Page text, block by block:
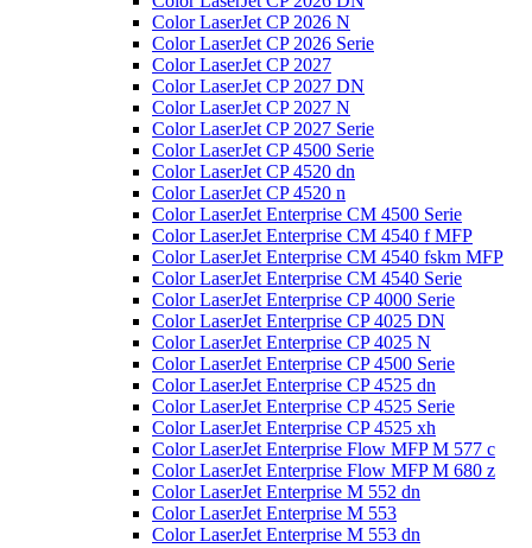
Color LaserJet CP 2026 N
Color LaserJet CP 2026 Serie
Color LaserJet CP 2027
Color LaserJet CP 2027 DN
Color LaserJet CP 2027 N
Color LaserJet CP 2027 Serie
Color LaserJet CP 4500 Serie
Color LaserJet CP 4520 dn
Color LaserJet CP 4520 n
Color LaserJet Enterprise CM 4500 Serie
Color LaserJet Enterprise CM 4540 f MFP
Color LaserJet Enterprise CM 4540 fskm MFP
Color LaserJet Enterprise CM 4540 Serie
Color LaserJet Enterprise CP 4000 Serie
Color LaserJet Enterprise CP 4025 DN
Color LaserJet Enterprise CP 4025 N
Color LaserJet Enterprise CP 4500 Serie
Color LaserJet Enterprise CP 4525 dn
Color LaserJet Enterprise CP 4525 Serie
Color LaserJet Enterprise CP 4525 xh
Color LaserJet Enterprise Flow MFP M 577 c
Color LaserJet Enterprise Flow MFP M 680 z
Color LaserJet Enterprise M 552 dn
Color LaserJet Enterprise M 553
Color LaserJet Enterprise M 553 dn